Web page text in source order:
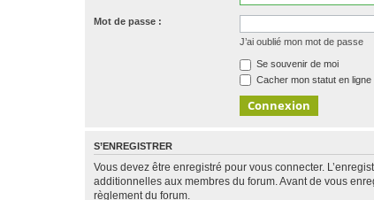
Mot de passe :
J’ai oublié mon mot de passe
Se souvenir de moi
Cacher mon statut en
S’ENREGISTRER
Vous devez être enregistré pour vous connecter.
additionnelles aux membres du forum. Avant de vous
règlement du forum.